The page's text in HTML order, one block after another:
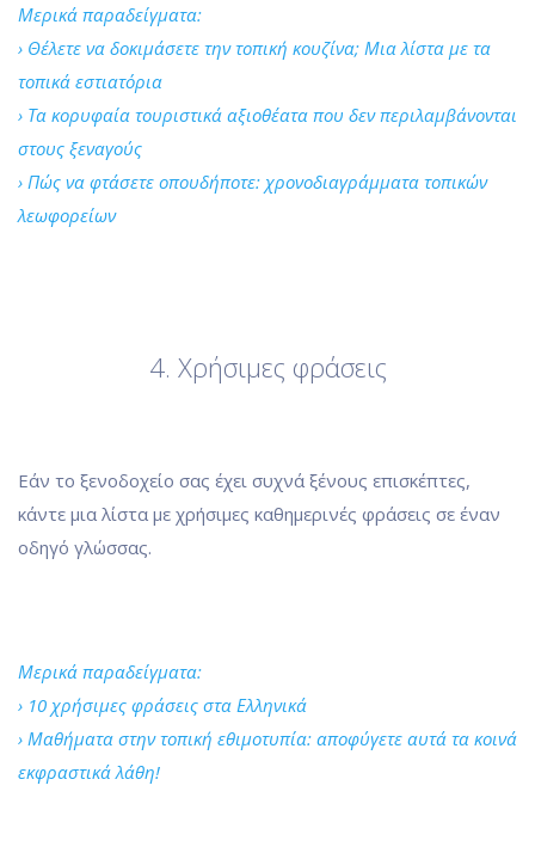
Μερικά παραδείγματα:
› Θέλετε να δοκιμάσετε την τοπική κουζίνα; Μια λίστα με τα
τοπικά εστιατόρια
› Τα κορυφαία τουριστικά αξιοθέατα που δεν περιλαμβάνονται
στους ξεναγούς
› Πώς να φτάσετε οπουδήποτε: χρονοδιαγράμματα τοπικών
λεωφορείων
4. Χρήσιμες φράσεις
Εάν το ξενοδοχείο σας έχει συχνά ξένους επισκέπτες,
κάντε μια λίστα με χρήσιμες καθημερινές φράσεις σε έναν
οδηγό γλώσσας.
Μερικά παραδείγματα:
› 10 χρήσιμες φράσεις στα Ελληνικά
› Μαθήματα στην τοπική εθιμοτυπία: αποφύγετε αυτά τα κοινά
εκφραστικά λάθη!